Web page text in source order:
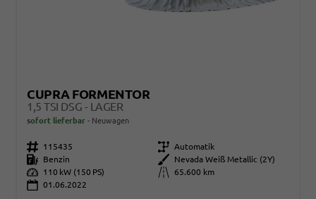
CUPRA FORMENTOR
1,5 TSI DSG - LAGER
sofort lieferbar Neuwagen
Fahrzeugnr. 115435 Getriebe Automatik
Kraftstoff
Benzin Außenfarbe
Nevada Weiß Metallic (2Y)
Leistung
110 kW (150 PS) Kilometerstand
65.600 km
01.06.2022